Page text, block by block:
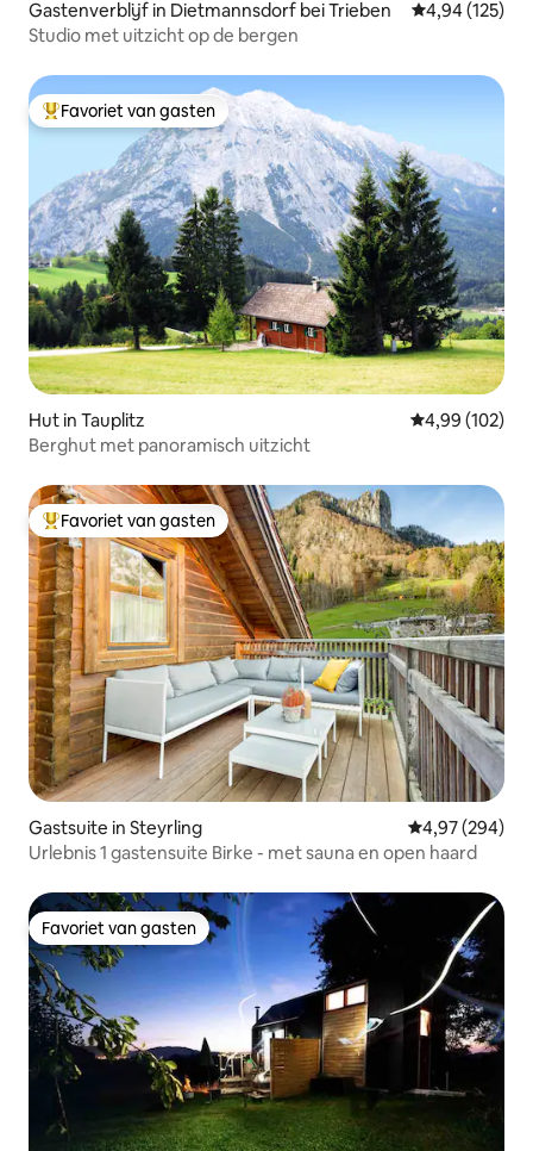
Gastenverblijf in Dietmannsdorf bei Trieben Gemiddelde
4,94 (125)
Studio met uitzicht op de bergen
Topfavoriet van gasten
Favoriet van gasten
Hut in Tauplitz Gemiddelde
4,99 (102)
Berghut met panoramisch uitzicht
Topfavoriet van gasten
Favoriet van gasten
Gastsuite in Steyrling Gemiddelde
4,97 (294)
Urlebnis 1 gastensuite Birke - met sauna en open haard
Favoriet van gasten
Favoriet van gasten